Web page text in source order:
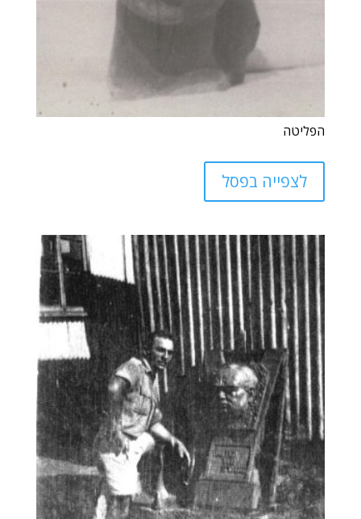
הפליטה
לצפייה בפסל